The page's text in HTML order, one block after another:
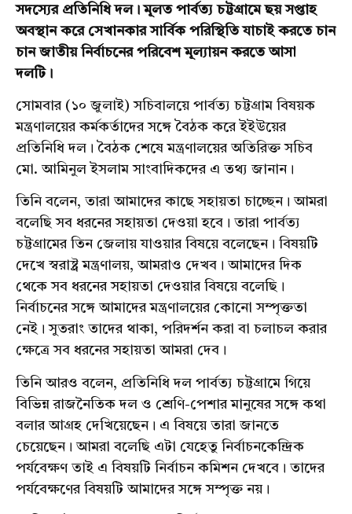
সদস্যের প্রতিনিধি দল। মূলত পার্বত্য চট্টগ্রামে ছয় সপ্তাহ
অবস্থান করে সেখানকার সার্বিক পরিস্থিতি যাচাই করতে চান
চান জাতীয় নির্বাচনের পরিবেশ মূল্যায়ন করতে আসা
দলটি।
সোমবার (১০ জুলাই) সচিবালয়ে পার্বত্য চট্টগ্রাম বিষয়ক
মন্ত্রণালয়ের কর্মকর্তাদের সঙ্গে বৈঠক করে ইইউয়ের
প্রতিনিধি দল। বৈঠক শেষে মন্ত্রণালয়ের অতিরিক্ত সচিব
মো. আমিনুল ইসলাম সাংবাদিকদের এ তথ্য জানান।
তিনি বলেন, তারা আমাদের কাছে সহায়তা চাচ্ছেন। আমরা
বলেছি সব ধরনের সহায়তা দেওয়া হবে। তারা পার্বত্য
চট্টগ্রামের তিন জেলায় যাওয়ার বিষয়ে বলেছেন। বিষয়টি
দেখে স্বরাষ্ট্র মন্ত্রণালয়, আমরাও দেখব। আমাদের দিক
থেকে সব ধরনের সহায়তা দেওয়ার বিষয়ে বলেছি।
নির্বাচনের সঙ্গে আমাদের মন্ত্রণালয়ের কোনো সম্পৃক্ততা
নেই। সুতরাং তাদের থাকা, পরিদর্শন করা বা চলাচল করার
ক্ষেত্রে সব ধরনের সহায়তা আমরা দেব।
তিনি আরও বলেন, প্রতিনিধি দল পার্বত্য চট্টগ্রামে গিয়ে
বিভিন্ন রাজনৈতিক দল ও শ্রেণি-পেশার মানুষের সঙ্গে কথা
বলার আগ্রহ দেখিয়েছেন। এ বিষয়ে তারা জানতে
চেয়েছেন। আমরা বলেছি এটা যেহেতু নির্বাচনকেন্দ্রিক
পর্যবেক্ষণ তাই এ বিষয়টি নির্বাচন কমিশন দেখবে। তাদের
পর্যবেক্ষণের বিষয়টি আমাদের সঙ্গে সম্পৃক্ত নয়।